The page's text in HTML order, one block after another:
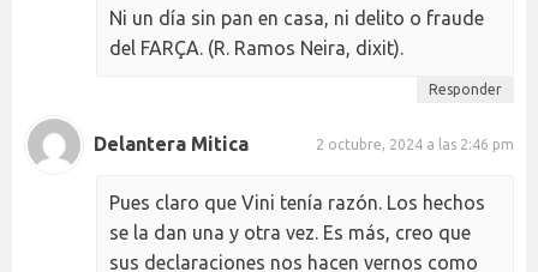
Ni un día sin pan en casa, ni delito o fraude
del FARÇA. (R. Ramos Neira, dixit).
Responder
Delantera Mitica 2 octubre, 2024 a las 2:46 pm
Pues claro que Vini tenía razón. Los hechos
se la dan una y otra vez. Es más, creo que
sus declaraciones nos hacen vernos como